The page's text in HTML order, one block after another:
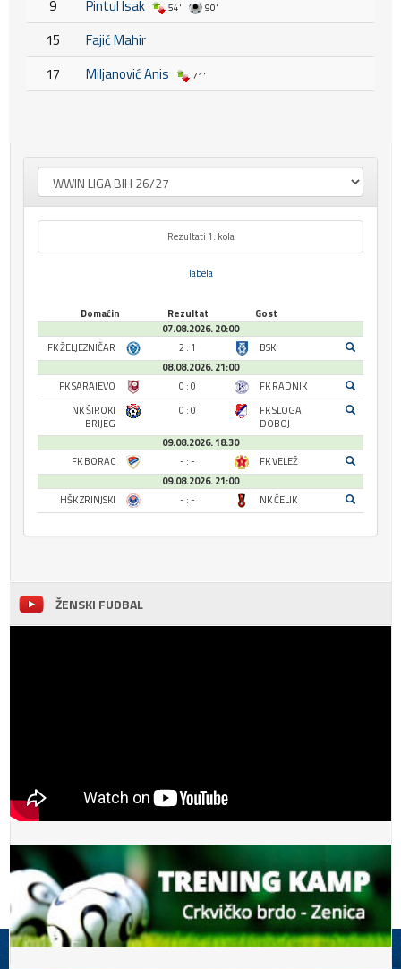
9 Pintul Isak 54' 90'
15
Fajić Mahir
17
Miljanović Anis 71'
Rezultati 1. kola
Tabela
Domaćin Rezultat
Gost
07.08.2026. 20:00
FK ŽELJEZNIČAR
2 : 1
BSK
08.08.2026. 21:00
FK SARAJEVO
0 : 0
FK RADNIK
NK ŠIROKI
BRIJEG
0 : 0
FK SLOGA
DOBOJ
09.08.2026. 18:30
FK BORAC
- : -
FK VELEŽ
09.08.2026. 21:00
HŠK ZRINJSKI
- : - NK ČELIK
ŽENSKI FUDBAL